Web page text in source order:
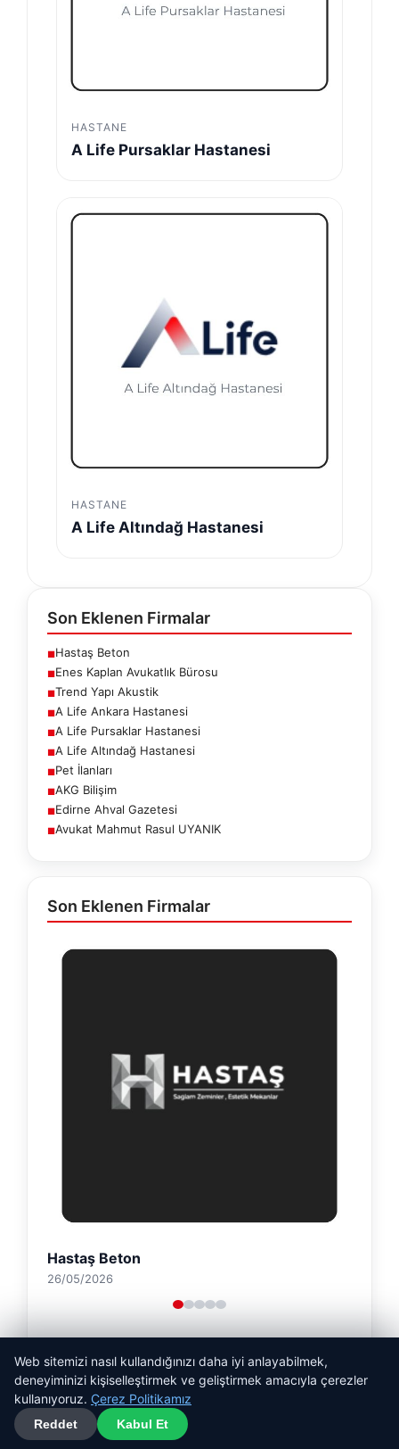
HASTANE
A Life Pursaklar Hastanesi
HASTANE
A Life Altındağ Hastanesi
Son Eklenen Firmalar
■Hastaş Beton
■Enes Kaplan Avukatlık Bürosu
■Trend Yapı Akustik
■A Life Ankara Hastanesi
■A Life Pursaklar Hastanesi
■A Life Altındağ Hastanesi
■Pet İlanları
■AKG Bilişim
■Edirne Ahval Gazetesi
■Avukat Mahmut Rasul UYANIK
Son Eklenen Firmalar
Hastaş Beton
26/05/2026
© 2026 Son Dakika Güncel – Güncel Haberler
Web sitemizi nasıl kullandığınızı daha iyi anlayabilmek,
deneyiminizi kişiselleştirmek ve geliştirmek amacıyla çerezler
kullanıyoruz. Çerez Politikamız
Reddet Kabul Et